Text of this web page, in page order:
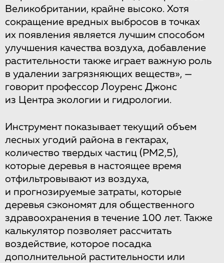
Великобритании, крайне высоко. Хотя
сокращение вредных выбросов в точках
их появления является лучшим способом
улучшения качества воздуха, добавление
растительности также играет важную роль
в удалении загрязняющих веществ», —
говорит профессор Лоуренс Джонс
из Центра экологии и гидрологии.
Инструмент показывает текущий объем
лесных угодий района в гектарах,
количество твердых частиц (PM2,5),
которые деревья в настоящее время
отфильтровывают из воздуха,
и прогнозируемые затраты, которые
деревья сэкономят для общественного
здравоохранения в течение 100 лет. Также
калькулятор позволяет рассчитать
воздействие, которое посадка
дополнительной растительности или